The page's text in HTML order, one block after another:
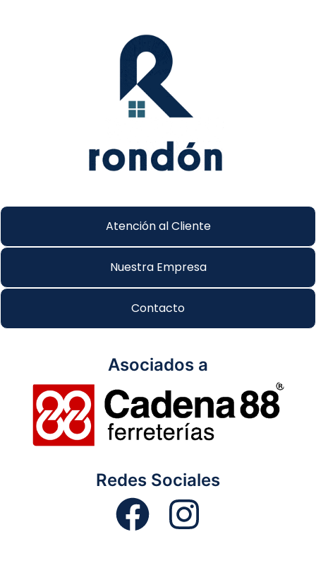
Atención al Cliente
Nuestra Empresa
Contacto
Asociados a
Redes Sociales